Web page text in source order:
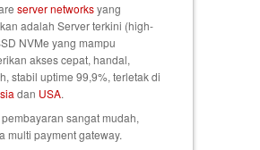
server networksyang
adalah Server terkini (high-
NVMe yang mampu
akses cepat, handal,
stabil uptime 99,9%, terletak di
dan USA.
sangat mudah,
multi payment gateway.